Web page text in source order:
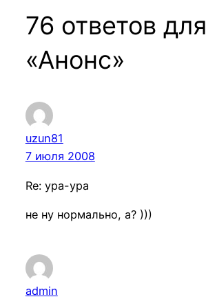
76 ответов для
«Анонс»
uzun81
7 июля 2008
Re: ура-ура
не ну нормально, а? )))
admin